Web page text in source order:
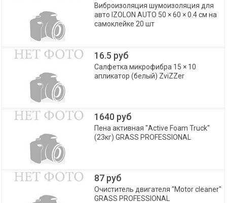
Виброизоляция шумоизоляция для
авто IZOLON AUTO 50 × 60 × 0.4 см на
самоклейке 20 шт
16.5 руб
Салфетка микрофибра 15 × 10
апликатор (белый) ZviZZer
1640 руб
Пена активная "Active Foam Truck"
(23кг) GRASS PROFESSIONAL
87 руб
Очиститель двигателя "Motor cleaner"
GRASS PROFESSIONAL